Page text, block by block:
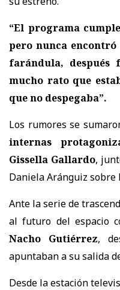
“El programa
pero nunca encontró
farándula, después
mucho rato que
que no despegaba”.
Los rumores se
internas
Gissella Gallardo,
Daniela Aránguiz
Ante la serie de
al futuro del espacio
Nacho Gutiérrez,
apuntaban a su salida
Desde la estación